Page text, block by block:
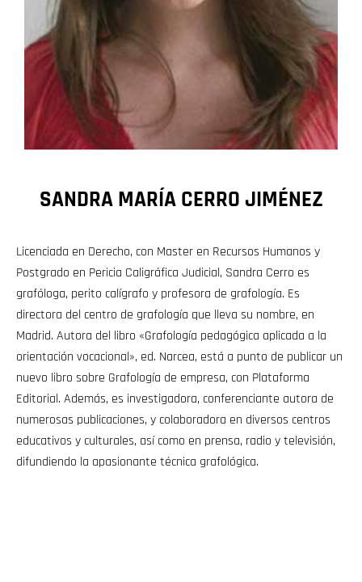
SANDRA MARÍA CERRO JIMÉNEZ
Licenciada en Derecho, con Master en Recursos Humanos y
Postgrado en Pericia Caligráfica Judicial, Sandra Cerro es
grafóloga, perito calígrafo y profesora de grafología. Es
directora del centro de grafología que lleva su nombre, en
Madrid. Autora del libro «Grafología pedagógica aplicada a la
orientación vocacional», ed. Narcea, está a punto de publicar un
nuevo libro sobre Grafología de empresa, con Plataforma
Editorial. Además, es investigadora, conferenciante autora de
numerosas publicaciones, y colaboradora en diversos centros
educativos y culturales, así como en prensa, radio y televisión,
difundiendo la apasionante técnica grafológica.